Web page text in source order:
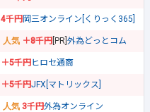
4千円岡三オンライン[くりっく365]
＋8千円 [PR] 外為どっとコム
＋5千円ヒロセ通商
＋5千円JFX[マトリックス]
3千円外為オンライン